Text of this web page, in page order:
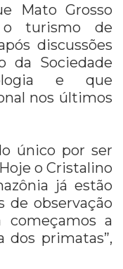
Mato Grosso
o turismo de
discussões
da Sociedade
e que
nos últimos
único por ser
o Cristalino
já estão
de observação
começamos a
dos primatas”,